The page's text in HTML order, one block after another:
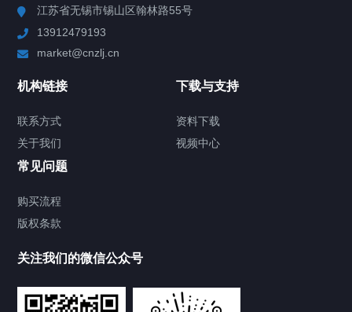
Chiller高精度制冷循环器
TCU温度控制单元
Chiller气体控温系统
江苏省无锡市锡山区翰林路55号
13912479193
market@cnzlj.cn
机构链接
联系方式
关于我们
下载与支持
资料下载
视频中心
常见问题
购买流程
版权条款
关注我们的微信公众号